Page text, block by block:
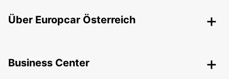
Über Europcar Österreich
Business Center